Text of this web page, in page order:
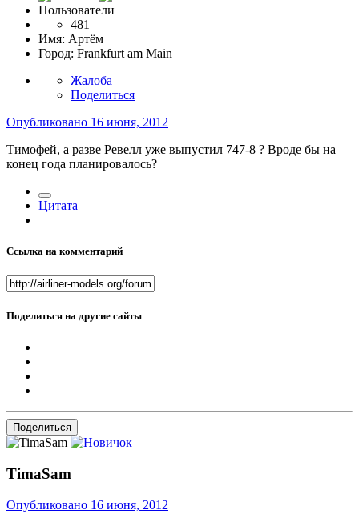
Пользователи
481
Имя: Артём
Город: Frankfurt am Main
Жалоба
Поделиться
Опубликовано 16 июня, 2012
Тимофей, а разве Ревелл уже выпустил 747-8 ? Вроде бы на
конец года планировалось?
Цитата
Ссылка на комментарий
Поделиться на другие сайты
Поделиться
TimaSam
Опубликовано 16 июня, 2012